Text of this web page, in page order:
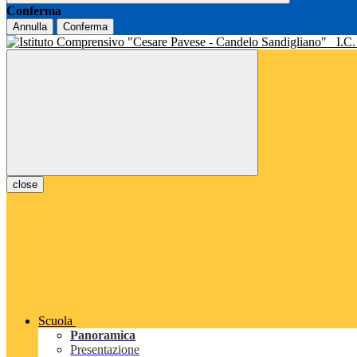
Conferma
Annulla Conferma
I.C.
close
Scuola
Panoramica
Presentazione